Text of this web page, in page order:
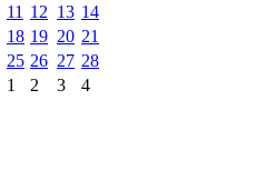
11 12 13 14
18 19 20 21
25 26 27 28
1 2 3 4